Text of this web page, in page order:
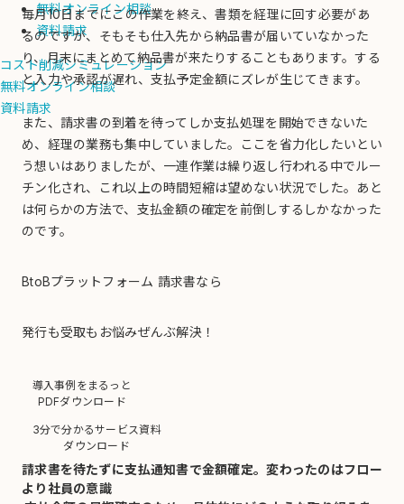
無料オンライン相談
資料請求
コスト削減シミュレーション
無料オンライン相談
資料請求
毎月10日までにこの作業を終え、書類を経理に回す必要があ
るのですが、そもそも仕入先から納品書が届いていなかった
り、月末にまとめて納品書が来たりすることもあります。する
と入力や承認が遅れ、支払予定金額にズレが生じてきます。
また、請求書の到着を待ってしか支払処理を開始できないた
め、経理の業務も集中していました。ここを省力化したいとい
う想いはありましたが、一連作業は繰り返し行われる中でルー
チン化され、これ以上の時間短縮は望めない状況でした。あと
は何らかの方法で、支払金額の確定を前倒しするしかなかった
のです。
BtoBプラットフォーム 請求書なら
発行も受取も お悩みぜんぶ解決！
導入事例をまるっと
PDFダウンロード
3分で分かるサービス資料
ダウンロード
請求書を待たずに支払通知書で金額確定。変わったのはフロー
より社員の意識